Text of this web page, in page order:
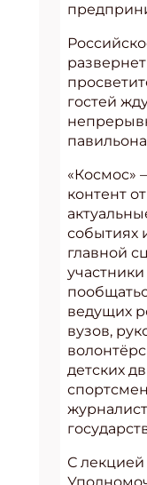
гостей
павильона
«Космос»
контент
событиях
главной
ведущих
вузов,
детских
С